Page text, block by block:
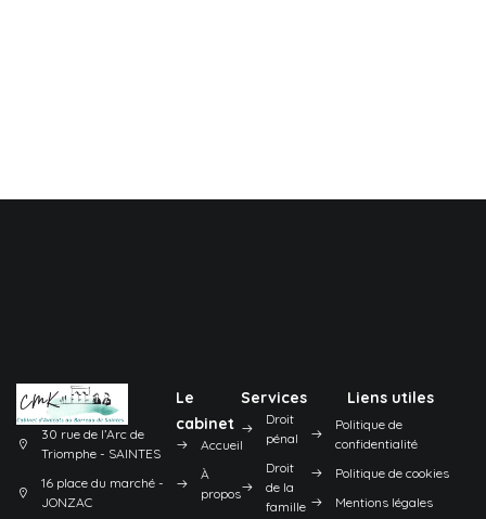
30 rue de l’Arc de
Triomphe - SAINTES
16 place du marché -
JONZAC
Le
cabinet
Accueil
À
propos
Services
Droit
pénal
Droit
de la
famille
Liens utiles
Politique de
confidentialité
Politique de cookies
Mentions légales